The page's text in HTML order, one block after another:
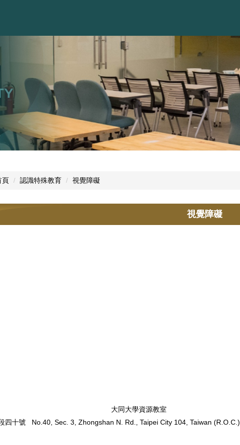
頁 認識特殊教育 視覺障礙
視覺障礙
大同大學資源教室
四十號 No.40, Sec. 3, Zhongshan N. Rd., Taipei City 104, Taiwan (R.O.C.)